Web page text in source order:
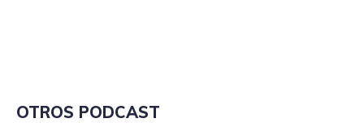
OTROS PODCAST